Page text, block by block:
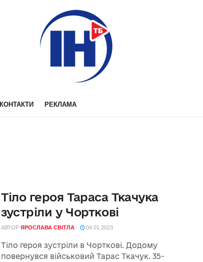
КОНТАКТИ РЕКЛАМА
Тіло героя Тараса Ткачука
зустріли у Чорткові
АВТОР ЯРОСЛАВА СВІТЛА 04.01.2023
Тіло героя зустріли в Чорткові. Додому
повернувся військовий Тарас Ткачук. 35-